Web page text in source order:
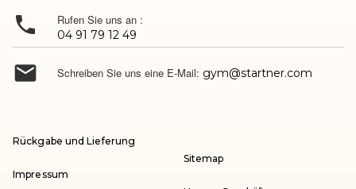
 Rufen Sie uns an :
04 91 79 12 49
 Schreiben Sie uns eine E-Mail: gym@startner.com
Rückgabe und Lieferung
Impressum
Sitemap